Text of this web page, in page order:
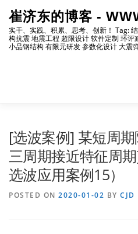
content
崔济东的博客 -
实干、实践、积累、思考、创新！ Tag:
构抗震 地震工程 超限设计 软件定制 环
小品钢结构 有限元研发 参数化设计 大震
[自编程序] [软件笔记]
[选波案例] 某短周
三周期接近特征周
选波应用案例15）
POSTED ON 2020-01-02 BY CJD